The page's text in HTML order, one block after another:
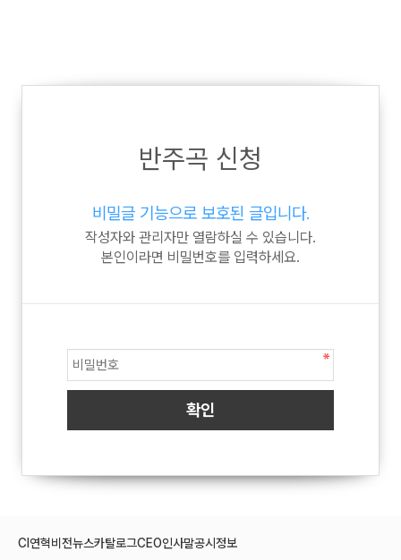
반주곡 신청
비밀글 기능으로 보호된 글입니다.
작성자와 관리자만 열람하실 수 있습니다.
본인이라면 비밀번호를 입력하세요.
CI 연혁비전뉴스카탈로그CEO인사말공시정보